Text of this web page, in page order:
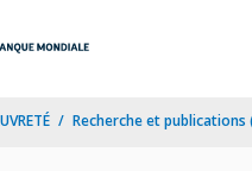
Recherche et publications